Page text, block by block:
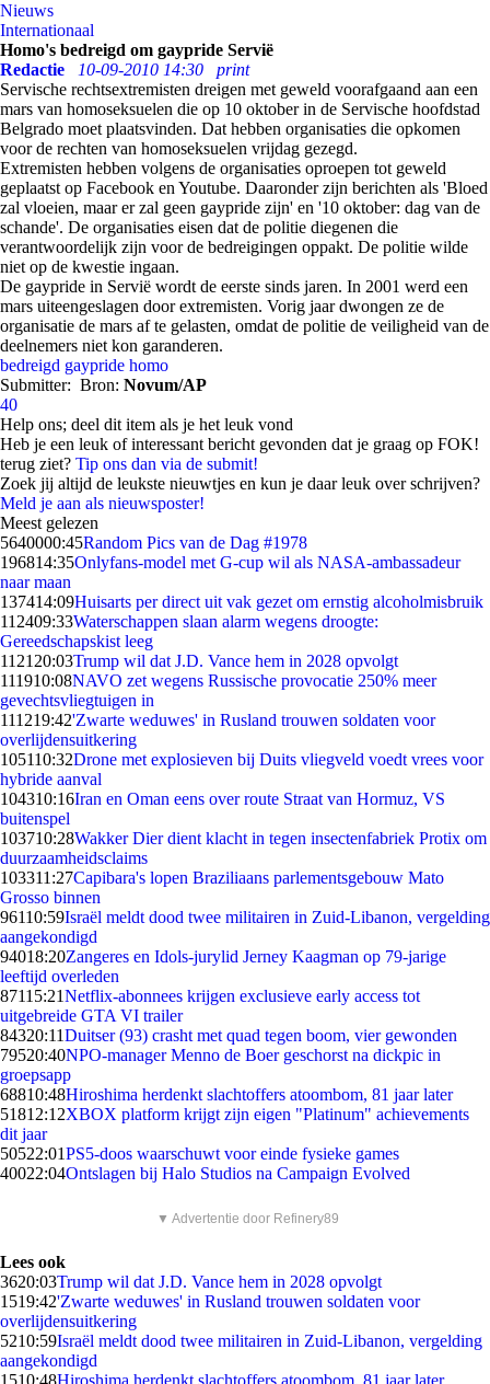
Nieuws
Internationaal
Homo's bedreigd om gaypride Servië
Redactie
10-09-2010 14:30
print
Servische rechtsextremisten dreigen met geweld voorafgaand aan een
mars van homoseksuelen die op 10 oktober in de Servische hoofdstad
Belgrado moet plaatsvinden. Dat hebben organisaties die opkomen
voor de rechten van homoseksuelen vrijdag gezegd.
Extremisten hebben volgens de organisaties oproepen tot geweld
geplaatst op Facebook en Youtube. Daaronder zijn berichten als 'Bloed
zal vloeien, maar er zal geen gaypride zijn' en '10 oktober: dag van de
schande'. De organisaties eisen dat de politie diegenen die
verantwoordelijk zijn voor de bedreigingen oppakt. De politie wilde
niet op de kwestie ingaan.
De gaypride in Servië wordt de eerste sinds jaren. In 2001 werd een
mars uiteengeslagen door extremisten. Vorig jaar dwongen ze de
organisatie de mars af te gelasten, omdat de politie de veiligheid van de
deelnemers niet kon garanderen.
bedreigd gaypride homo
Submitter: Bron: Novum/AP
40
Help ons; deel dit item als je het leuk vond
Heb je een leuk of interessant bericht gevonden dat je graag op FOK!
terug ziet? Tip ons dan via de submit!
Zoek jij altijd de leukste nieuwtjes en kun je daar leuk over schrijven?
Meld je aan als nieuwsposter!
Meest gelezen
5640000:45Random Pics van de Dag #1978
196814:35Onlyfans-model met G-cup wil als NASA-ambassadeur
naar maan
137414:09Huisarts per direct uit vak gezet om ernstig alcoholmisbruik
112409:33Waterschappen slaan alarm wegens droogte:
Gereedschapskist leeg
1121 20:03Trump wil dat J.D. Vance hem in 2028 opvolgt
111910:08NAVO zet wegens Russische provocatie 250% meer
gevechtsvliegtuigen in
111219:42'Zwarte weduwes' in Rusland trouwen soldaten voor
overlijdensuitkering
105110:32Drone met explosieven bij Duits vliegveld voedt vrees voor
hybride aanval
104310:16Iran en Oman eens over route Straat van Hormuz, VS
buitenspel
103710:28Wakker Dier dient klacht in tegen insectenfabriek Protix om
duurzaamheidsclaims
103311:27Capibara's lopen Braziliaans parlementsgebouw Mato
Grosso binnen
96110:59Israël meldt dood twee militairen in Zuid-Libanon, vergelding
aangekondigd
94018:20Zangeres en Idols-jurylid Jerney Kaagman op 79-jarige
leeftijd overleden
87115:21Netflix-abonnees krijgen exclusieve early access tot
uitgebreide GTA VI trailer
84320:11Duitser (93) crasht met quad tegen boom, vier gewonden
79520:40NPO-manager Menno de Boer geschorst na dickpic in
groepsapp
68810:48Hiroshima herdenkt slachtoffers atoombom, 81 jaar later
51812:12XBOX platform krijgt zijn eigen "Platinum" achievements
dit jaar
50522:01PS5-doos waarschuwt voor einde fysieke games
40022:04Ontslagen bij Halo Studios na Campaign Evolved
▼ Advertentie door Refinery89
Lees ook
3620:03Trump wil dat J.D. Vance hem in 2028 opvolgt
1519:42'Zwarte weduwes' in Rusland trouwen soldaten voor
overlijdensuitkering
5210:59Israël meldt dood twee militairen in Zuid-Libanon, vergelding
aangekondigd
1510:48Hiroshima herdenkt slachtoffers atoombom, 81 jaar later